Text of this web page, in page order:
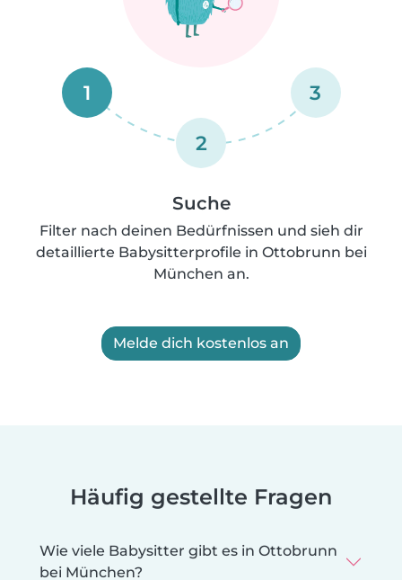
1
2
3
Suche
Filter nach deinen Bedürfnissen und sieh dir
detaillierte Babysitterprofile in Ottobrunn bei
München an.
Melde dich kostenlos an
Häufig gestellte Fragen
Wie viele Babysitter gibt es in Ottobrunn
bei München?